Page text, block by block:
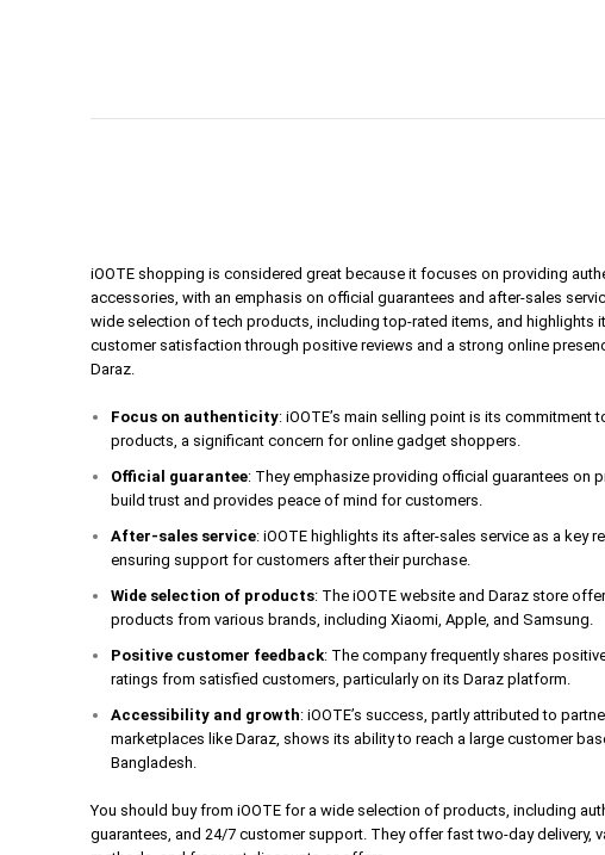
iOOTE shopping is considered great because it focuses on providing
accessories, with an emphasis on official guarantees and after-sales
wide selection of tech products, including top-rated items, and highlights
customer satisfaction through positive reviews and a strong online
Daraz.
Focus on authenticity: iOOTE’s main selling point is its commitment
products, a significant concern for online gadget shoppers.
Official guarantee: They emphasize providing official guarantees on
build trust and provides peace of mind for customers.
After-sales service: iOOTE highlights its after-sales service as a key
ensuring support for customers after their purchase.
Wide selection of products: The iOOTE website and Daraz store
products from various brands, including Xiaomi, Apple, and Samsung.
Positive customer feedback: The company frequently shares
ratings from satisfied customers, particularly on its Daraz platform.
Accessibility and growth: iOOTE’s success, partly attributed to
marketplaces like Daraz, shows its ability to reach a large customer
Bangladesh.
You should buy from iOOTE for a wide selection of products, including
guarantees, and 24/7 customer support. They offer fast two-day delivery,